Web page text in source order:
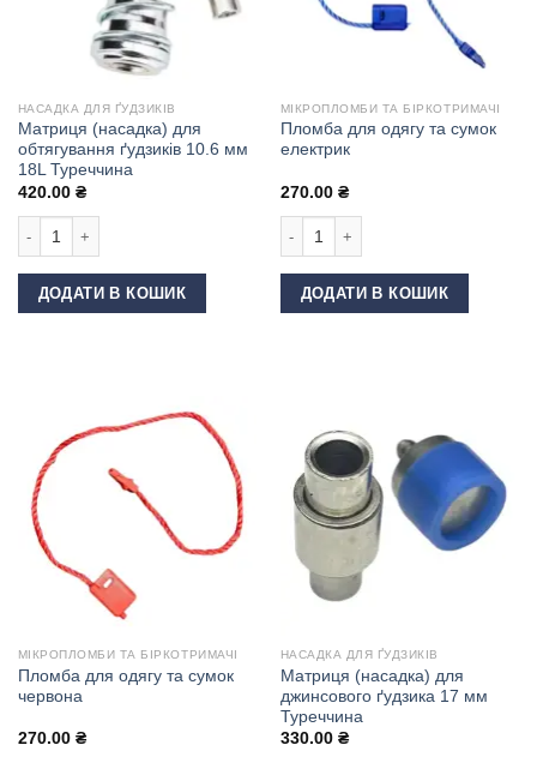
НАСАДКА ДЛЯ ҐУДЗИКІВ
Матриця (насадка) для
обтягування ґудзиків 10.6 мм
18L Туреччина
420.00 ₴
ДОДАТИ В КОШИК
МІКРОПЛОМБИ ТА БІРКОТРИМАЧІ
Пломба для одягу та сумок
електрик
270.00 ₴
ДОДАТИ В КОШИК
МІКРОПЛОМБИ ТА БІРКОТРИМАЧІ
Пломба для одягу та сумок
червона
270.00 ₴
НАСАДКА ДЛЯ ҐУДЗИКІВ
Матриця (насадка) для
джинсового ґудзика 17 мм
Туреччина
330.00 ₴